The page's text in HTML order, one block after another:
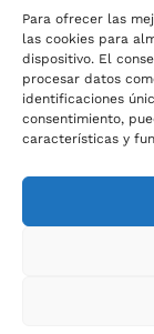
Para ofrecer las
las cookies para
dispositivo. El
procesar datos
identificaciones
consentimiento,
características y
Noticias
Factura
Copyright 2023
Aviso legal